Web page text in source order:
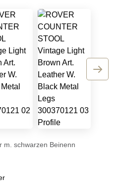
m. schwarzen Beinenn
Preis war: 420 €